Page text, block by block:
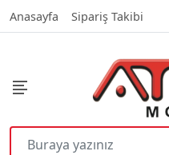
Anasayfa Sipariş Takibi